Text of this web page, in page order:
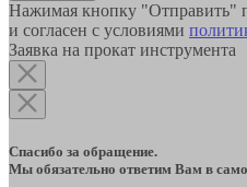
Нажимая кнопку "Отправить"
и согласен с условиями
Заявка на прокат инструмента
Спасибо за обращение.
Мы обязательно ответим Вам в